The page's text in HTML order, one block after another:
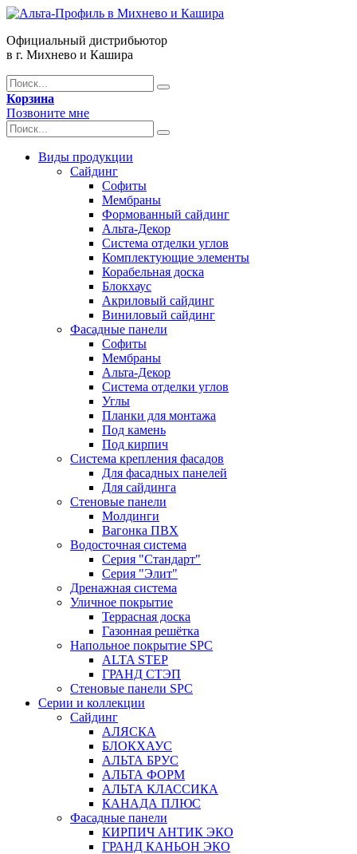
Официальный дистрибьютор
в г. Михнево и Кашира
Корзина
Позвоните мне
Виды продукции
Сайдинг
Софиты
Мембраны
Формованный сайдинг
Альта-Декор
Система отделки углов
Комплектующие элементы
Корабельная доска
Блокхаус
Акриловый сайдинг
Виниловый сайдинг
Фасадные панели
Софиты
Мембраны
Альта-Декор
Система отделки углов
Углы
Планки для монтажа
Под камень
Под кирпич
Система крепления фасадов
Для фасадных панелей
Для сайдинга
Стеновые панели
Молдинги
Вагонка ПВХ
Водосточная система
Серия "Стандарт"
Серия "Элит"
Дренажная система
Уличное покрытие
Террасная доска
Газонная решётка
Напольное покрытие SPC
ALTA STEP
ГРАНД СТЭП
Стеновые панели SPC
Серии и коллекции
Сайдинг
АЛЯСКА
БЛОКХАУС
АЛЬТА БРУС
АЛЬТА ФОРМ
АЛЬТА КЛАССИКА
КАНАДА ПЛЮС
Фасадные панели
КИРПИЧ АНТИК ЭКО
ГРАНД КАНЬОН ЭКО